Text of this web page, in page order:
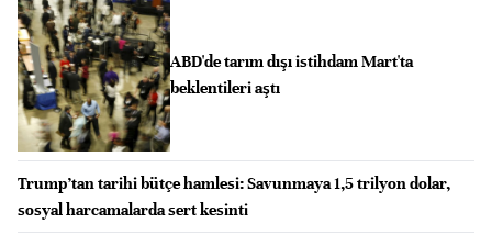
ABD'de tarım dışı istihdam Mart'ta
beklentileri aştı
Trump’tan tarihi bütçe hamlesi: Savunmaya 1,5 trilyon dolar,
sosyal harcamalarda sert kesinti